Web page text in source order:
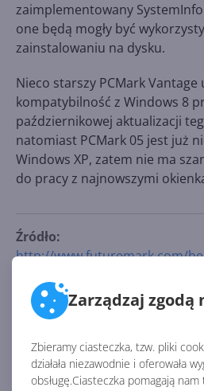
Zarządzaj zgodą
Zbieramy ciasteczka, tzw. pliki
działała niezawodnie i oferowała
obsługę.Ciasteczka pomagają
zaimplementowany
one będą mogły być
zainstalowaniu na dysku.
Nieco starszy PCMark Vantage
kompatybilność z Windows 8
październikowej aktualizacji
natomiast PCMark 05 jest już
Windows XP, zatem nie ma
do pracy z najnowszymi
Źródło:
http://www.futuremark.com/
AKTUALNOŚCI Z